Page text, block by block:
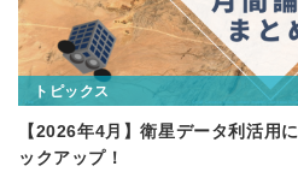
トピックス
【2026年4月】衛星データ利活用
ックアップ！